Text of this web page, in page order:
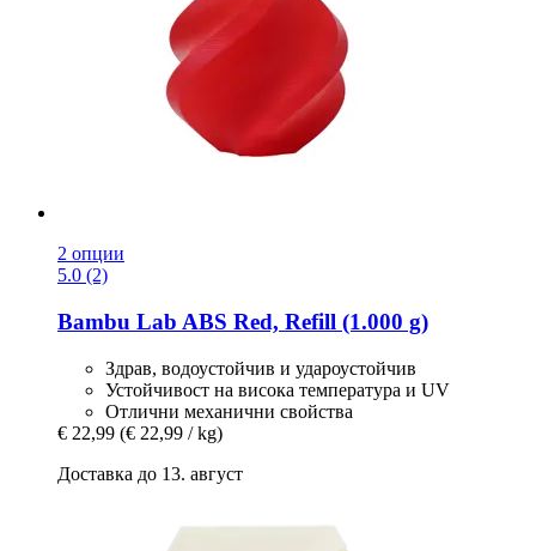
2 опции
5.0 (2)
Bambu Lab ABS Red, Refill (1.000 g)
Здрав, водоустойчив и удароустойчив
Устойчивост на висока температура и UV
Отлични механични свойства
€ 22,99 (€ 22,99 / kg)
Доставка до 13. август